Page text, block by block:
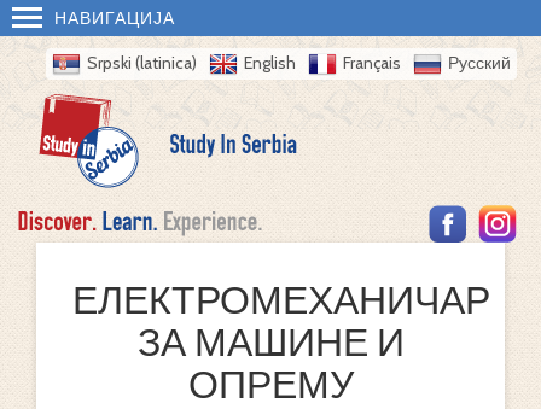
НАВИГАЦИЈА
Srpski (latinica) English Français Русский
ЕЛЕКТРОМЕХАНИЧАР
ЗА МАШИНЕ И
ОПРЕМУ